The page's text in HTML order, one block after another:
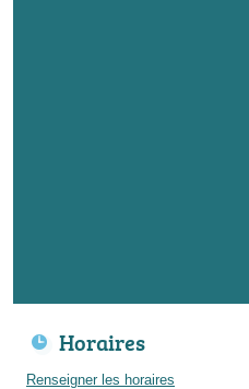
Horaires
Renseigner les horaires